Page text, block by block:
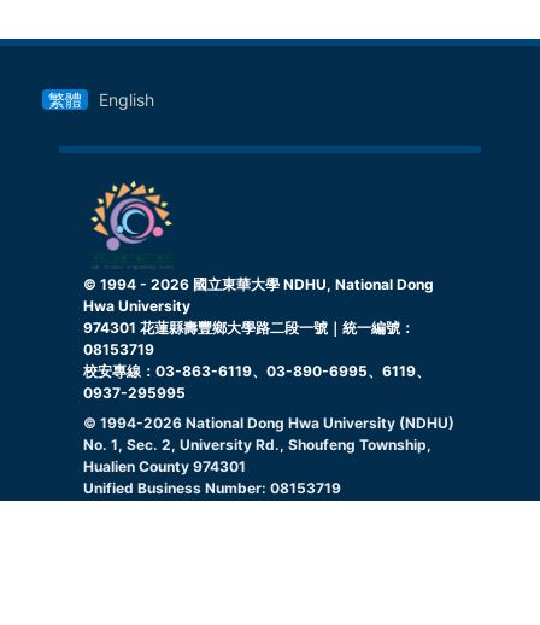
繁體 English
© 1994 - 2026 國立東華大學 NDHU, National Dong
Hwa University
974301 花蓮縣壽豐鄉大學路二段一號｜統一編號：
08153719
校安專線：03-863-6119、03-890-6995、6119、
0937-295995
© 1994-2026 National Dong Hwa University (NDHU)
No. 1, Sec. 2, University Rd., Shoufeng Township,
Hualien County 974301
Unified Business Number: 08153719